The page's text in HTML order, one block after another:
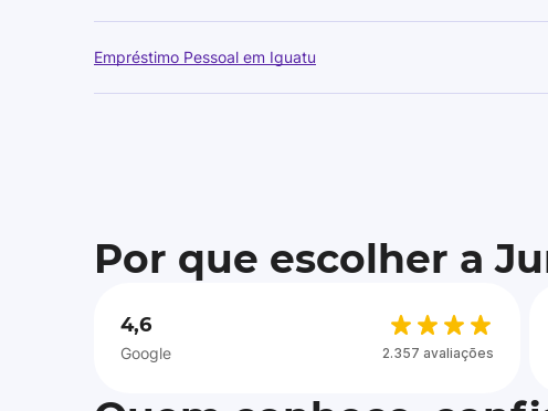
Empréstimo Pessoal em Iguatu
Por que escolher a
4,6
Google 2.357 avaliações